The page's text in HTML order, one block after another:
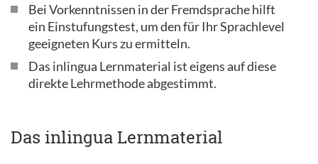
Bei Vorkenntnissen in der Fremdsprache hilft
ein Einstufungstest, um den für Ihr Sprachlevel
geeigneten Kurs zu ermitteln.
Das inlingua Lernmaterial ist eigens auf diese
direkte Lehrmethode abgestimmt.
Das inlingua Lernmaterial